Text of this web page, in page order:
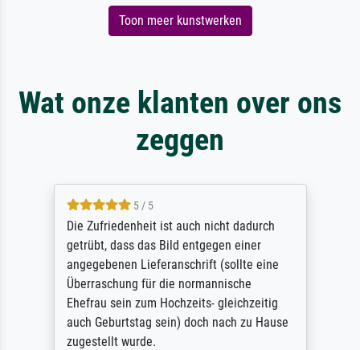
Toon meer kunstwerken
Wat onze klanten over ons
zeggen
5 / 5
Die Zufriedenheit ist auch nicht dadurch
getrübt, dass das Bild entgegen einer
angegebenen Lieferanschrift (sollte eine
Überraschung für die normannische
Ehefrau sein zum Hochzeits- gleichzeitig
auch Geburtstag sein) doch nach zu Hause
zugestellt wurde.